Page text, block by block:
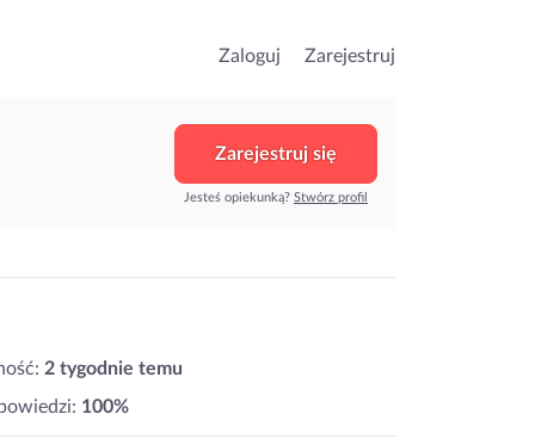
Zaloguj Zarejestruj
Zarejestruj się
Jesteś opiekunką? Stwórz profil
2 tygodnie temu
100%